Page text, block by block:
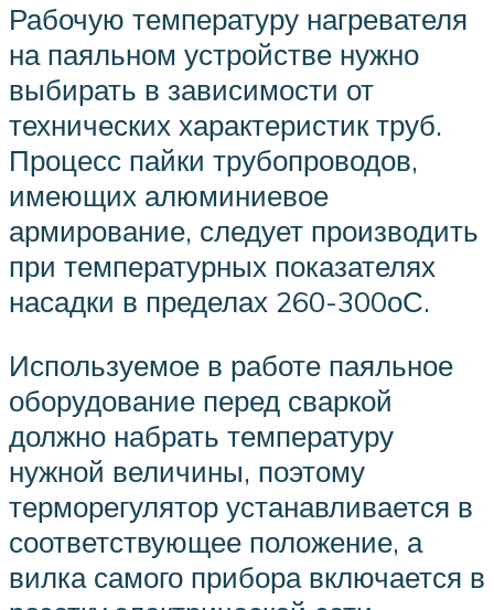
Рабочую температуру нагревателя
на паяльном устройстве нужно
выбирать в зависимости от
технических характеристик труб.
Процесс пайки трубопроводов,
имеющих алюминиевое
армирование, следует производить
при температурных показателях
насадки в пределах 260-300оС.
Используемое в работе паяльное
оборудование перед сваркой
должно набрать температуру
нужной величины, поэтому
терморегулятор устанавливается в
соответствующее положение, а
вилка самого прибора включается в